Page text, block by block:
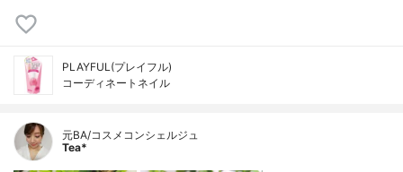
PLAYFUL(プレイフル)
コーディネートネイル
元BA/コスメコンシェルジュ
Tea*